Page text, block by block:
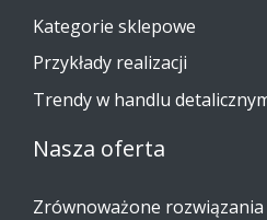
Kategorie sklepowe
Przykłady realizacji
Trendy w handlu
Nasza oferta
Zrównoważone